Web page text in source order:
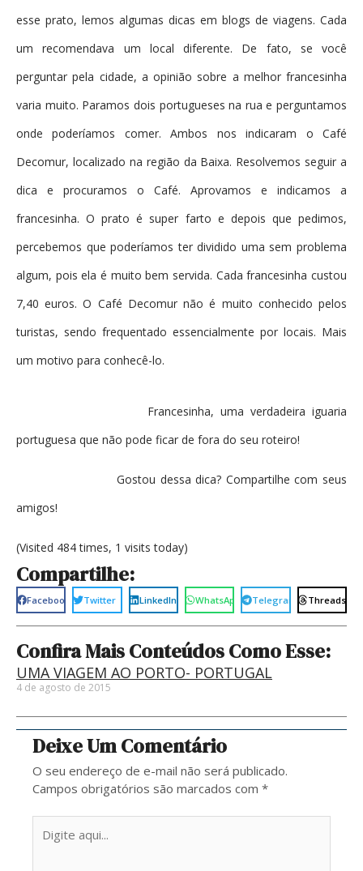
esse prato, lemos algumas dicas em blogs de viagens. Cada
um recomendava um local diferente. De fato, se você
perguntar pela cidade, a opinião sobre a melhor francesinha
varia muito. Paramos dois portugueses na rua e perguntamos
onde poderíamos comer. Ambos nos indicaram o Café
Decomur, localizado na região da Baixa. Resolvemos seguir a
dica e procuramos o Café. Aprovamos e indicamos a
francesinha. O prato é super farto e depois que pedimos,
percebemos que poderíamos ter dividido uma sem problema
algum, pois ela é muito bem servida. Cada francesinha custou
7,40 euros. O Café Decomur não é muito conhecido pelos
turistas, sendo frequentado essencialmente por locais. Mais
um motivo para conhecê-lo.
Francesinha, uma verdadeira iguaria
portuguesa que não pode ficar de fora do seu roteiro!
Gostou dessa dica? Compartilhe com seus
amigos!
(Visited 484 times, 1 visits today)
Compartilhe:
Facebook Twitter LinkedIn WhatsApp Telegram Threads
Confira Mais Conteúdos Como Esse:
UMA VIAGEM AO PORTO- PORTUGAL
4 de agosto de 2015
Deixe Um Comentário
O seu endereço de e-mail não será publicado.
Campos obrigatórios são marcados com *
aqui...